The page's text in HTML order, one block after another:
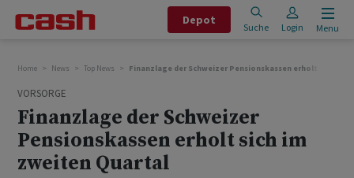
Depot
Suche Login Menu
Home News Top News Finanzlage der Schweizer Pensionskassen erholt sich im
VORSORGE
Finanzlage der Schweizer
Pensionskassen erholt sich im
zweiten Quartal